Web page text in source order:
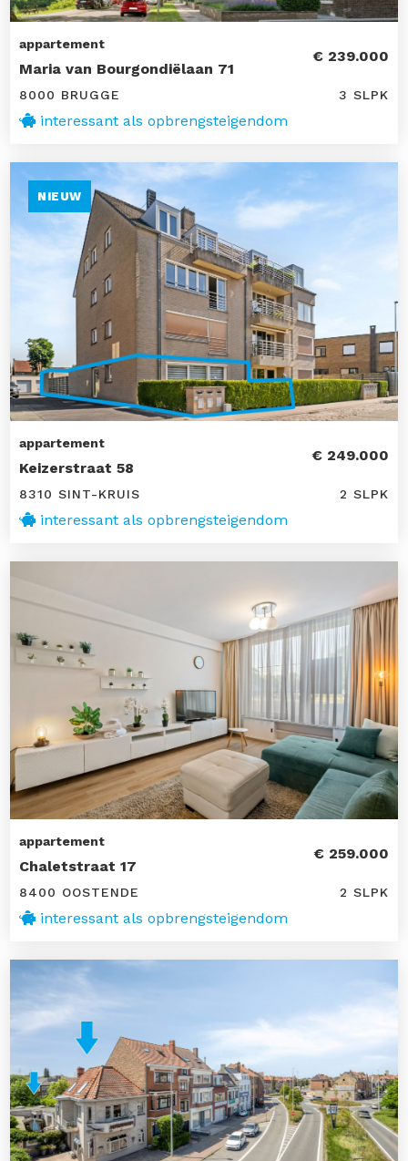
appartement
Maria van Bourgondiëlaan 71
€ 239.000
8000 BRUGGE 3 SLPK
interessant als opbrengsteigendom
NIEUW
appartement
Keizerstraat 58
€ 249.000
8310 SINT-KRUIS 2 SLPK
interessant als opbrengsteigendom
appartement
Chaletstraat 17
€ 259.000
8400 OOSTENDE 2 SLPK
interessant als opbrengsteigendom